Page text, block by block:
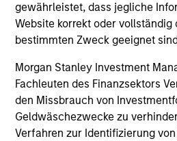
gewährleistet, dass jegliche
Website korrekt oder vollständig
bestimmten Zweck geeignet
Morgan Stanley Investment
Fachleuten des Finanzsektors
den Missbrauch von
Geldwäschezwecke zu
Verfahren zur Identifizierung
Private Equity 2026
The foundation for a multi-
now in place. The next phase
direction than on breadth.